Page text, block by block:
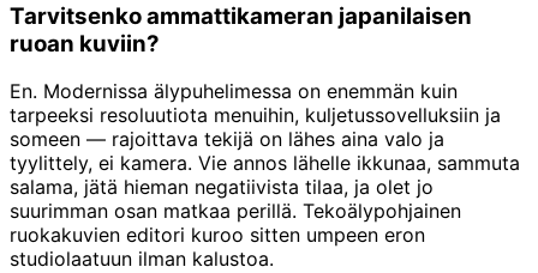
Tarvitsenko ammattikameran japanilaisen
ruoan kuviin?
En. Modernissa älypuhelimessa on enemmän kuin
tarpeeksi resoluutiota menuihin, kuljetussovelluksiin ja
someen — rajoittava tekijä on lähes aina valo ja
tyylittely, ei kamera. Vie annos lähelle ikkunaa, sammuta
salama, jätä hieman negatiivista tilaa, ja olet jo
suurimman osan matkaa perillä. Tekoälypohjainen
ruokakuvien editori kuroo sitten umpeen eron
studiolaatuun ilman kalustoa.